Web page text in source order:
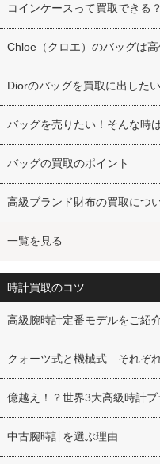
コインケースって買取できる
Chloe（クロエ）のバッグは
Diorのバッグを買取に出した
バッグを売りたい！そんな時
バッグの買取のポイント
高級ブランド財布の買取につ
一覧を見る
時計買取のコツ
高級腕時計定番モデルをご紹介
クォーツ式と機械式 それぞ
億越え！？世界3大高級時計ブ
中古腕時計を選ぶ理由